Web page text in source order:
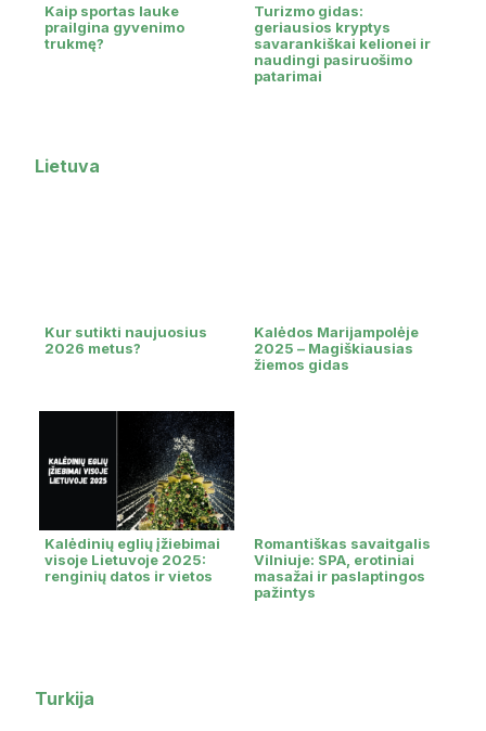
Kaip sportas lauke
prailgina gyvenimo
trukmę?
Turizmo gidas:
geriausios kryptys
savarankiškai kelionei ir
naudingi pasiruošimo
patarimai
Lietuva
Kur sutikti naujuosius
2026 metus?
Kalėdos Marijampolėje
2025 – Magiškiausias
žiemos gidas
Kalėdinių eglių įžiebimai
visoje Lietuvoje 2025:
renginių datos ir vietos
Romantiškas savaitgalis
Vilniuje: SPA, erotiniai
masažai ir paslaptingos
pažintys
Turkija